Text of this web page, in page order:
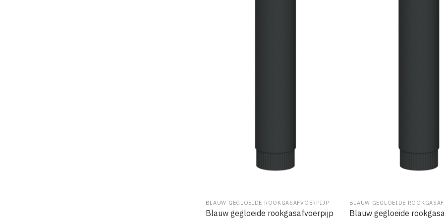
BLAUW GEGLOEIDE ROOKGASAFVOERPIJP
Blauw gegloeide rookgasafvoerpijp
BLAUW GEGLOEIDE
Blauw gegloeide